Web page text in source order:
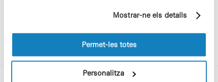
pàgines visitades). Per a obtenir més informació sobre
les cookies pot consultar laPolítica de cookiesdel
Mostrar-ne els detalls
Permet-les totes
Personalitza